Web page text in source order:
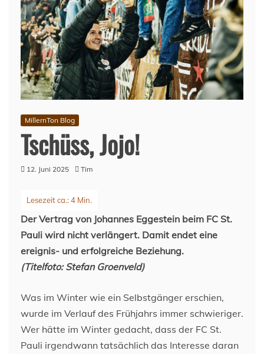
MillernTon Blog
Tschüss, Jojo!
12. Juni 2025 Tim
Der Vertrag von Johannes Eggestein beim FC St.
Pauli wird nicht verlängert. Damit endet eine
ereignis- und erfolgreiche Beziehung.
(Titelfoto: Stefan Groenveld)
Was im Winter wie ein Selbstgänger erschien,
wurde im Verlauf des Frühjahrs immer schwieriger.
Wer hätte im Winter gedacht, dass der FC St.
Pauli irgendwann tatsächlich das Interesse daran